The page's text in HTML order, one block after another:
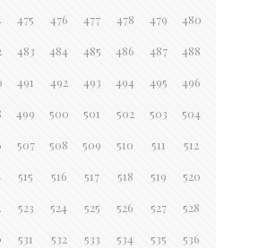
475 476 477 478 479 480
483 484 485 486 487 488
491 492 493 494 495 496
499 500 501 502 503 504
507 508 509 510 511 512
515 516 517 518 519 520
523 524 525 526 527 528
531 532 533 534 535 536